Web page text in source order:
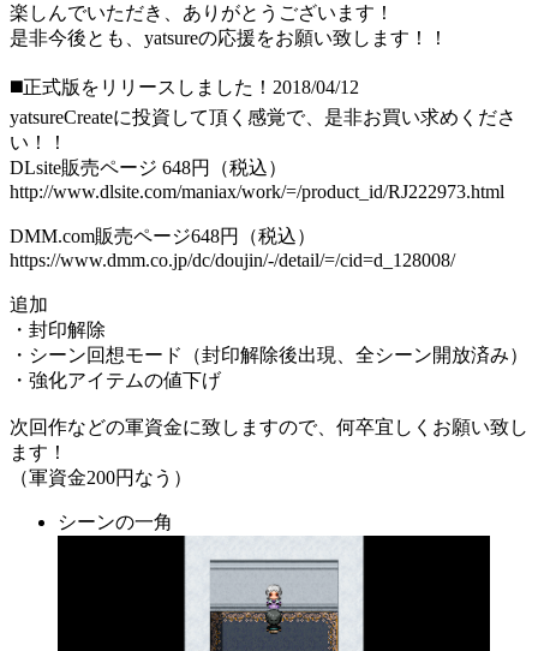
楽しんでいただき、ありがとうございます！
是非今後とも、yatsureの応援をお願い致します！！
◼️正式版をリリースしました！2018/04/12
yatsureCreateに投資して頂く感覚で、是非お買い求めくださ
い！！
DLsite販売ページ 648円（税込）
http://www.dlsite.com/maniax/work/=/product_id/RJ222973.html
DMM.com販売ページ648円（税込）
https://www.dmm.co.jp/dc/doujin/-/detail/=/cid=d_128008/
追加
・封印解除
・シーン回想モード（封印解除後出現、全シーン開放済み）
・強化アイテムの値下げ
次回作などの軍資金に致しますので、何卒宜しくお願い致し
ます！
（軍資金200円なう）
シーンの一角